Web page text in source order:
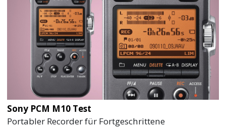
Sony PCM M10 Test
Portabler Recorder für Fortgeschrittene